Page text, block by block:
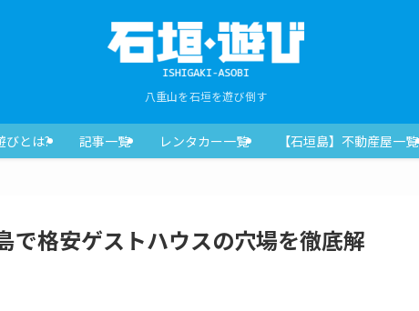
八重山を石垣を遊び倒す
びとは? 記事一覧 レンタカー一覧 【石垣島】不動産屋一覧
で格安ゲストハウスの穴場を徹底解